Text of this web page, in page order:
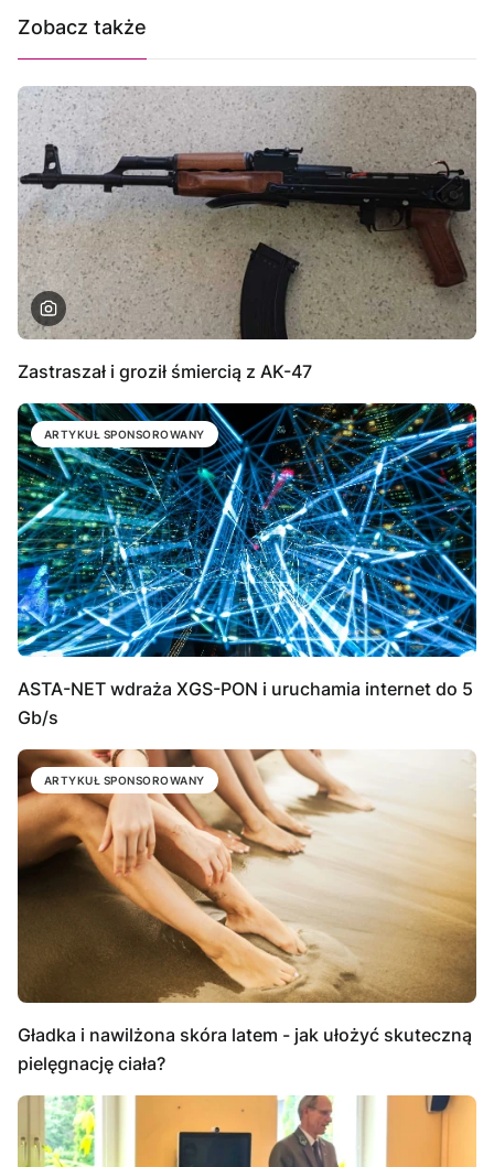
Zobacz także
Zastraszał i groził śmiercią z AK-47
ARTYKUŁ SPONSOROWANY
ASTA-NET wdraża XGS-PON i uruchamia internet do 5
Gb/s
ARTYKUŁ SPONSOROWANY
Gładka i nawilżona skóra latem - jak ułożyć skuteczną
pielęgnację ciała?